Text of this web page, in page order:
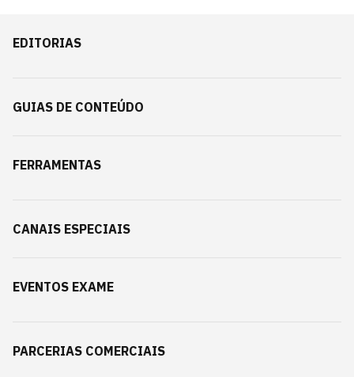
EDITORIAS
GUIAS DE CONTEÚDO
FERRAMENTAS
CANAIS ESPECIAIS
EVENTOS EXAME
PARCERIAS COMERCIAIS